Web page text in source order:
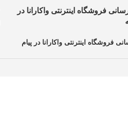
فروشگاه اینترنتی واکارانا در
فروشگاه اینترنتی واکارانا در پیام